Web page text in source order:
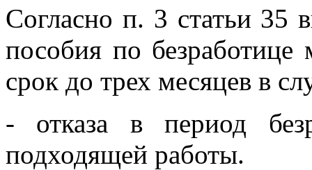
Согласно п. 3 статьи 35
пособия по безработице
срок до трех месяцев в
- отказа в период
подходящей работы.